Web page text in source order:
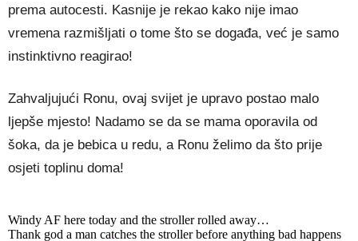
prema autocesti. Kasnije je rekao kako nije imao
vremena razmišljati o tome što se događa, već je samo
instinktivno reagirao!
Zahvaljujući Ronu, ovaj svijet je upravo postao malo
ljepše mjesto! Nadamo se da se mama oporavila od
šoka, da je bebica u redu, a Ronu želimo da što prije
osjeti toplinu doma!
Windy AF here today and the stroller rolled away…
Thank god a man catches the stroller before anything bad happens